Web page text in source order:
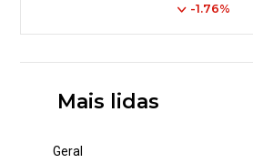
-1.76%
Mais lidas
Geral